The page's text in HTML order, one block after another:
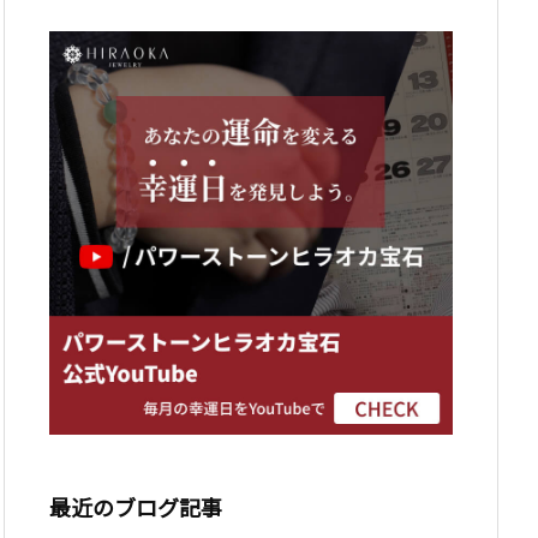
最近のブログ記事